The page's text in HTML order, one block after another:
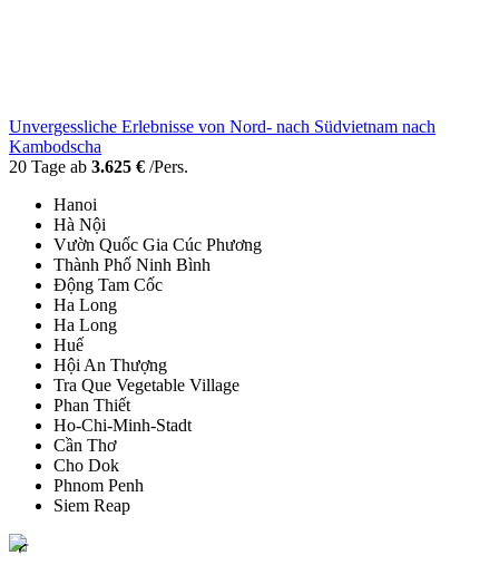
Unvergessliche Erlebnisse von Nord- nach Südvietnam nach
Kambodscha
20 Tage ab 3.625 € /Pers.
Hanoi
Hà Nội
Vườn Quốc Gia Cúc Phương
Thành Phố Ninh Bình
Động Tam Cốc
Ha Long
Ha Long
Huế
Hội An Thượng
Tra Que Vegetable Village
Phan Thiết
Ho-Chi-Minh-Stadt
Cần Thơ
Cho Dok
Phnom Penh
Siem Reap